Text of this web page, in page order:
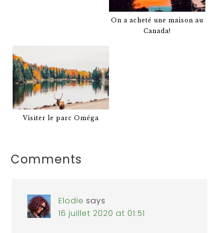
On a acheté une maison au
Canada!
Visiter le parc Oméga
Comments
Elodie says
16 juillet 2020 at 01:51